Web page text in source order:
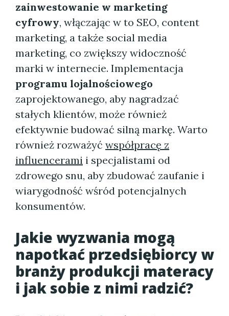
zainwestowanie w marketing
cyfrowy, włączając w to SEO, content
marketing, a także social media
marketing, co zwiększy widoczność
marki w internecie. Implementacja
programu lojalnościowego
zaprojektowanego, aby nagradzać
stałych klientów, może również
efektywnie budować silną markę. Warto
również rozważyć współpracę z
influencerami i specjalistami od
zdrowego snu, aby zbudować zaufanie i
wiarygodność wśród potencjalnych
konsumentów.
Jakie wyzwania mogą
napotkać przedsiębiorcy w
branży produkcji materacy
i jak sobie z nimi radzić?